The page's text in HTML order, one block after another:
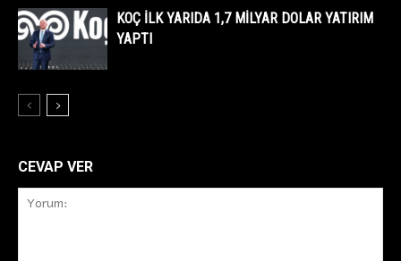
KOÇ İLK YARIDA 1,7 MİLYAR DOLAR YATIRIM
YAPTI
CEVAP VER